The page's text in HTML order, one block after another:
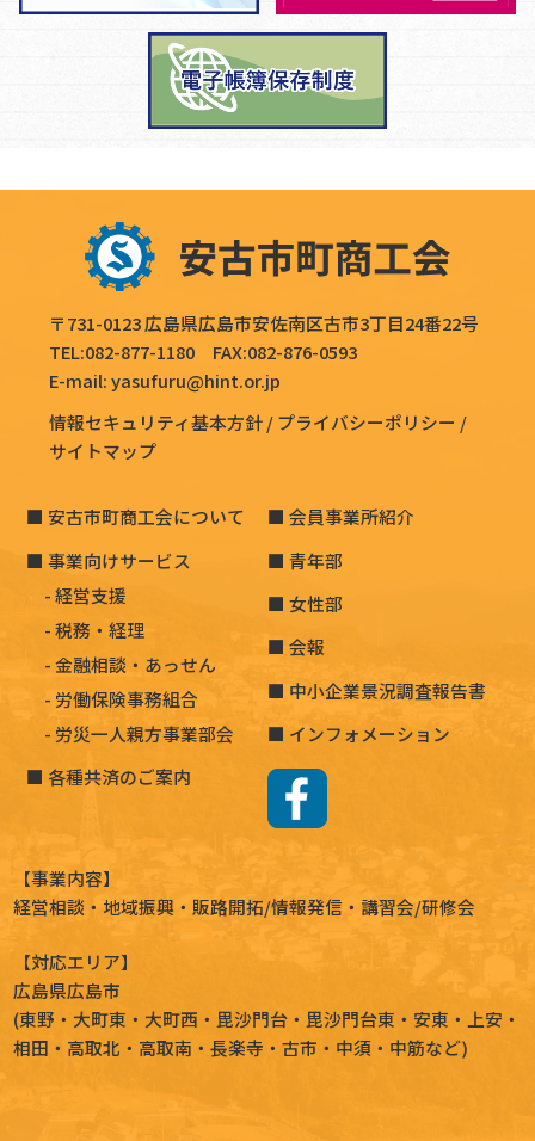
〒731-0123 広島県広島市安佐南区古市3丁目24番22号
TEL:082-877-1180
FAX:082-876-0593
E-mail:yasufuru@hint.or.jp
情報セキュリティ基本方針
プライバシーポリシー
サイトマップ
安古市町商工会について
事業向けサービス
経営支援
税務・経理
金融相談・あっせん
労働保険事務組合
労災一人親方事業部会
各種共済のご案内
会員事業所紹介
青年部
女性部
会報
中小企業景況調査報告書
インフォメーション
【事業内容】
経営相談 ・地域振興・ 販路開拓/情報発信・講習会/研修会
【対応エリア】
広島県広島市
(東野 ・ 大町東 ・ 大町西 ・ 毘沙門台 ・ 毘沙門台東 ・安東 ・ 上安 ・
相田 ・ 高取北 ・ 高取南 ・長楽寺 ・古市 ・ 中須 ・ 中筋など)